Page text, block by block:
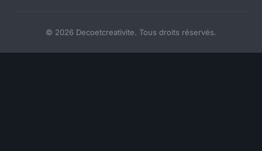
© 2026 Decoetcreativite. Tous droits réservés.